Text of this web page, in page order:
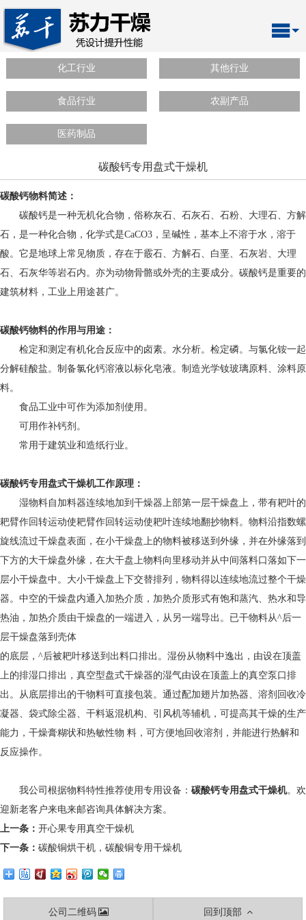
化工行业 其他行业
食品行业 农副产品
医药制品
碳酸钙专用盘式干燥机
碳酸钙物料简述：
碳酸钙是一种无机化合物，俗称灰石、石灰石、石粉、大理石、方解
石，是一种化合物，化学式是CaCO3，呈碱性，基本上不溶于水，溶于
酸。它是地球上常见物质，存在于霰石、方解石、白垩、石灰岩、大理
石、石灰华等岩石内。亦为动物骨骼或外壳的主要成分。碳酸钙是重要的
建筑材料，工业上用途甚广。
碳酸钙物料的作用与用途：
检定和测定有机化合反应中的卤素。水分析。检定磷。与氯化铵一起
分解硅酸盐。制备氯化钙溶液以标化皂液。制造光学钕玻璃原料、涂料原
料。
食品工业中可作为添加剂使用。
可用作补钙剂。
常用于建筑业和造纸行业。
碳酸钙专用盘式干燥机工作原理：
湿物料自加料器连续地加到干燥器上部第一层干燥盘上，带有耙叶的
耙臂作回转运动使耙臂作回转运动使耙叶连续地翻抄物料。物料沿指数螺
旋线流过干燥盘表面，在小干燥盘上的物料被移送到外缘，并在外缘落到
下方的大干燥盘外缘，在大干盘上物料向里移动并从中间落料口落如下一
层小干燥盘中。大小干燥盘上下交替排列，物料得以连续地流过整个干燥
器。中空的干燥盘内通入加热介质，加热介质形式有饱和蒸汽、热水和导
热油，加热介质由干燥盘的一端进入，从另一端导出。已干物料从^后一
层干燥盘落到壳体
的底层，^后被耙叶移送到出料口排出。湿份从物料中逸出，由设在顶盖
上的排湿口排出，真空型盘式干燥器的湿气由设在顶盖上的真空泵口排
出。从底层排出的干物料可直接包装。通过配加翅片加热器、溶剂回收冷
凝器、袋式除尘器、干料返混机构、引风机等辅机，可提高其干燥的生产
能力，干燥膏糊状和热敏性物 料，可方便地回收溶剂，并能进行热解和
反应操作。
我公司根据物料特性推荐使用专用设备： 碳酸钙专用盘式干燥机。欢
迎新老客户来电来邮咨询具体解决方案。
上一条： 开心果专用真空干燥机
下一条： 碳酸铜烘干机，碳酸铜专用干燥机
公司二维码 回到顶部